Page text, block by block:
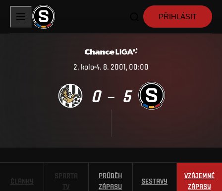
PŘIHLÁSIT
2. kolo 4. 8. 2001, 00:00
0 – 5
ČLÁNKY
SPARTA
TV
PRŮBĚH
ZÁPASU
SESTAVY
VZÁJEMNÉ
ZÁPASY